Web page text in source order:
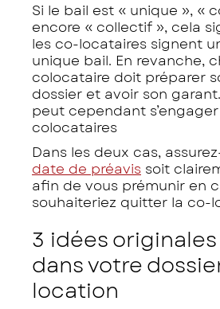
Si le bail est « unique », «
encore « collectif », cela
les co-locataires signent
unique bail. En revanche,
colocataire doit préparer
dossier et avoir son
peut cependant
colocataires
Dans les deux cas,
date de préavis soit
afin de vous prémunir en
souhaiteriez quitter la co-
3 idées
dans votre
location